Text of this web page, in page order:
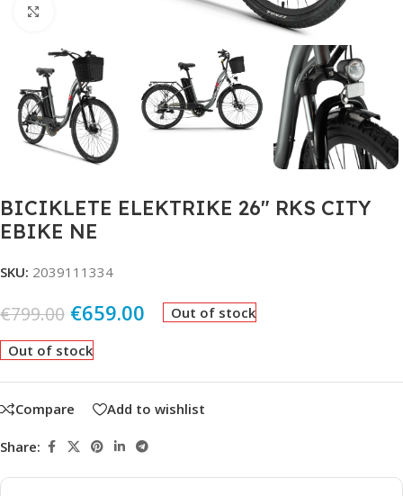
BICIKLETE ELEKTRIKE 26″ RKS CITY
EBIKE NE
SKU: 2039111334
€799.00 €659.00 Out of stock
Out of stock
Compare Add to wishlist
Share: